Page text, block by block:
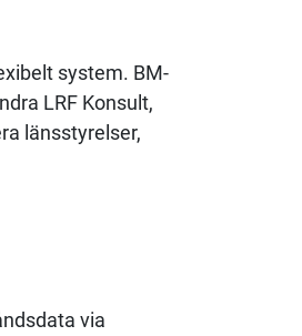
system. BM-
LRF Konsult,
länsstyrelser,
via